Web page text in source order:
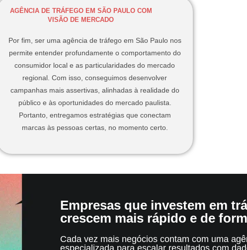
AGÊNCIA DE TRÁFEGO EM SÃO PAULO COM
VISÃO DE MERCADO
Por fim, ser uma agência de tráfego em São Paulo nos
permite entender profundamente o comportamento do
consumidor local e as particularidades do mercado
regional. Com isso, conseguimos desenvolver
campanhas mais assertivas, alinhadas à realidade do
público e às oportunidades do mercado paulista.
Portanto, entregamos estratégias que conectam
marcas às pessoas certas, no momento certo.
Empresas que investem em
crescem mais rápido e de
Cada vez mais negócios contam com uma